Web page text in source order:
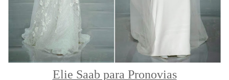
Elie Saab para Pronovias